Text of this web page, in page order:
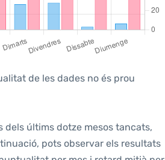
de les dades no és prou
dels últims dotze mesos tancats,
pots observar els resultats